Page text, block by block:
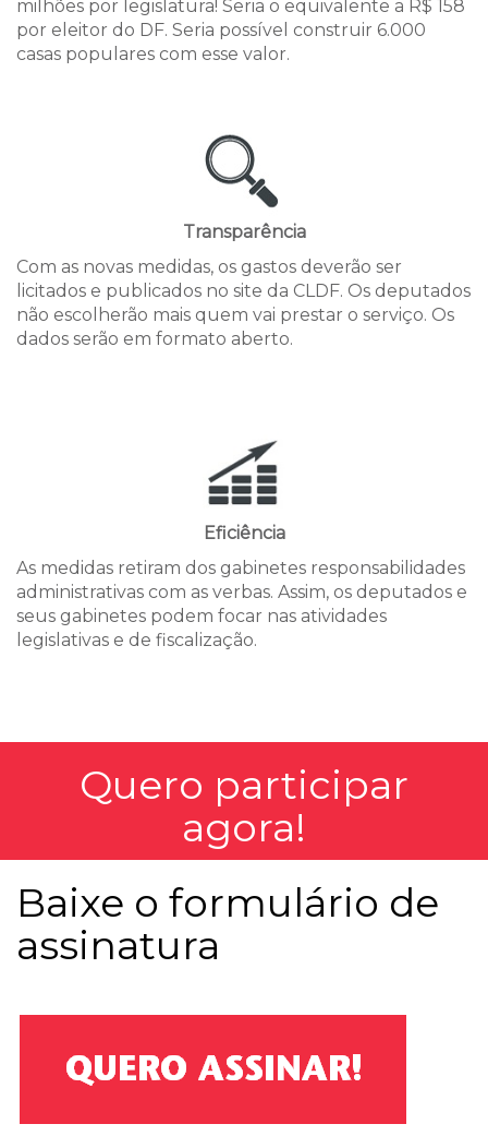
milhões por legislatura! Seria o equivalente a R$ 158
por eleitor do DF. Seria possível construir 6.000
casas populares com esse valor.
Transparência
Com as novas medidas, os gastos deverão ser
licitados e publicados no site da CLDF. Os deputados
não escolherão mais quem vai prestar o serviço. Os
dados serão em formato aberto.
Eficiência
As medidas retiram dos gabinetes responsabilidades
administrativas com as verbas. Assim, os deputados e
seus gabinetes podem focar nas atividades
legislativas e de fiscalização.
Quero participar
agora!
Baixe o formulário de
assinatura